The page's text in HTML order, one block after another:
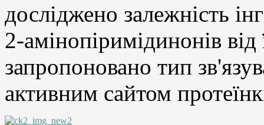
досліджено залежність
2-амінопіримідинонів від
запропоновано тип
активним сайтом